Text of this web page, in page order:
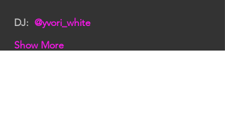
DJ: @yvori_white
Show More